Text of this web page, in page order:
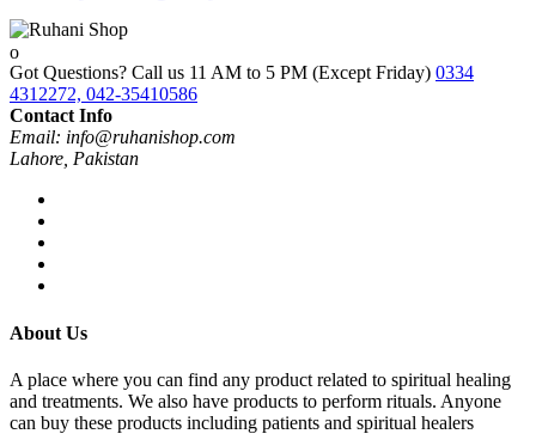
Got Questions? Call us 11 AM to 5 PM (Except Friday) 0334
4312272, 042-35410586
Contact Info
Email: info@ruhanishop.com
Lahore, Pakistan
About Us
A place where you can find any product related to spiritual healing
and treatments. We also have products to perform rituals. Anyone
can buy these products including patients and spiritual healers